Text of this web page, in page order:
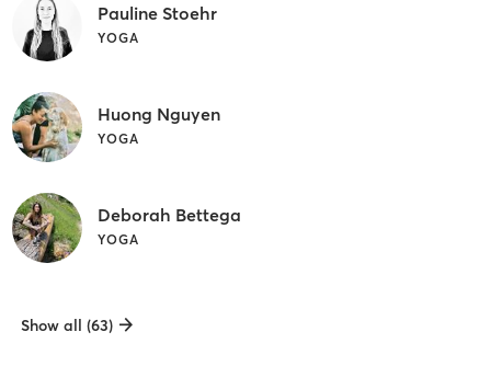
Pauline Stoehr
YOGA
Huong Nguyen
YOGA
Deborah Bettega
YOGA
Show all (63)